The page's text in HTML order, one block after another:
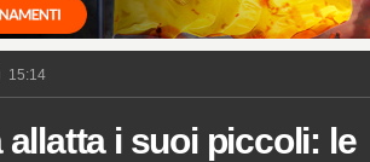
15:14
allatta i suoi piccoli: le